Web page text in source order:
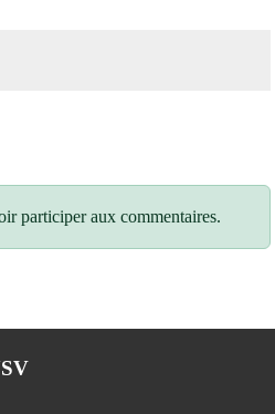
participer aux commentaires.